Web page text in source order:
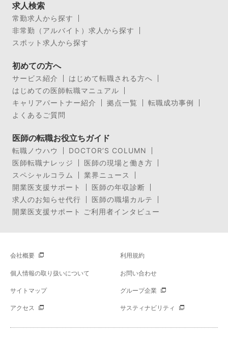
求人検索
常勤求人から探す
非常勤（アルバイト）求人から探す
スポット求人から探す
初めての方へ
サービス紹介
はじめて転職される方へ
はじめての医師転職マニュアル
キャリアパートナー紹介
拠点一覧
転職成功事例
よくあるご質問
医師の転職お役立ちガイド
転職ノウハウ
DOCTOR’S COLUMN
医師転職ナレッジ
医師の現場と働き方
スペシャルコラム
業界ニュース
開業医支援サポート
医師の年収診断
求人のお知らせ代行
医師の職場カルテ
開業医支援サポート ご利用者インタビュー
会社概要 利用規約
個人情報の取り扱いについて お問い合わせ
サイトマップ グループ企業
アクセス サスティナビリティ